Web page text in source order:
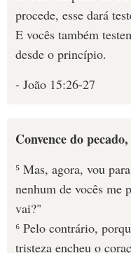
procede, esse dará
E vocês também
desde o princípio.
- João 15:26-27
Convence do
⁵ Mas, agora, vou
nenhum de vocês me
vai?"
⁶ Pelo contrário,
tristeza encheu o